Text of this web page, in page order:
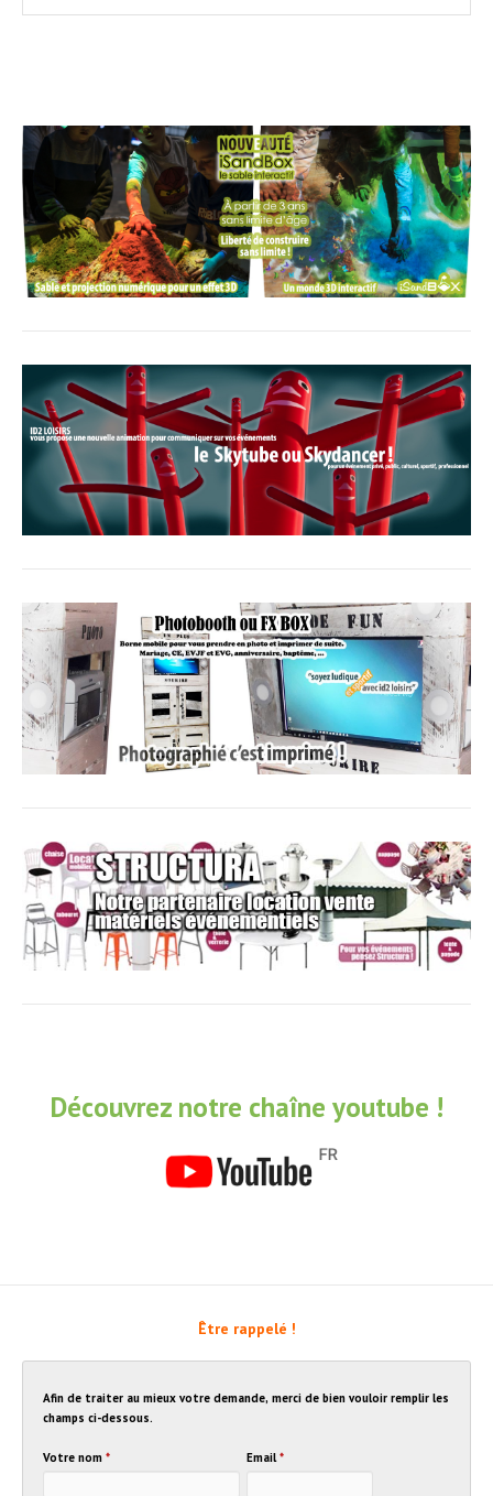
Découvrez notre chaîne youtube !
Être rappelé !
Afin de traiter au mieux votre demande, merci de bien vouloir remplir les
champs ci-dessous.
Votre nom * Email*